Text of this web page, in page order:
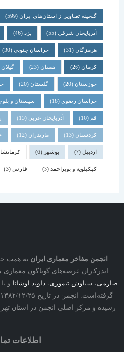
گنجینه تصاویر از استان‌های ایران(599)
آذربایجان شرقی(55) یزد سمنان
هرمزگان(31) خراسان جنوبی(30)
همدان گیلان
خوزستان(20) گلستان (20) خراسان
خراسان رضوی(18) سیستان و بلوچستان(18)
آذربایجان غربی(15) زنجان
کردستان(13) مازندران(12)
بوشهر کرمانشاه(5)
کهکیلویه و بویراحمد(3) فارس
مفاخر معماری ایرانبه همت جمعی
عرصه‌های گوناگون معماری مانند
،سیاوش تیموری،داوید اوشانا و با
و مرکز اصلی انجمن در استان تهران
اطلاعات تماس